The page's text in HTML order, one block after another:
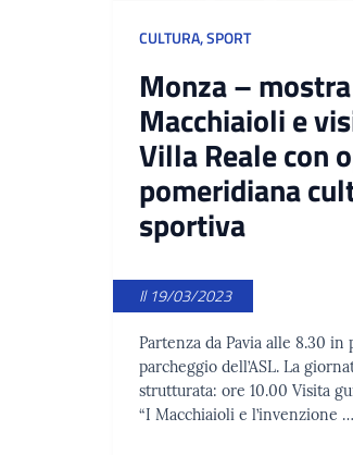
CULTURA,SPORT
Monza –
Macchiaioli e
Villa Reale con
pomeridiana
sportiva
Il 19/03/2023
Partenza da Pavia alle 8.30 in
parcheggio dell’ASL. La
strutturata: ore 10.00 Visita
“I Macchiaioli e l’invenzione …